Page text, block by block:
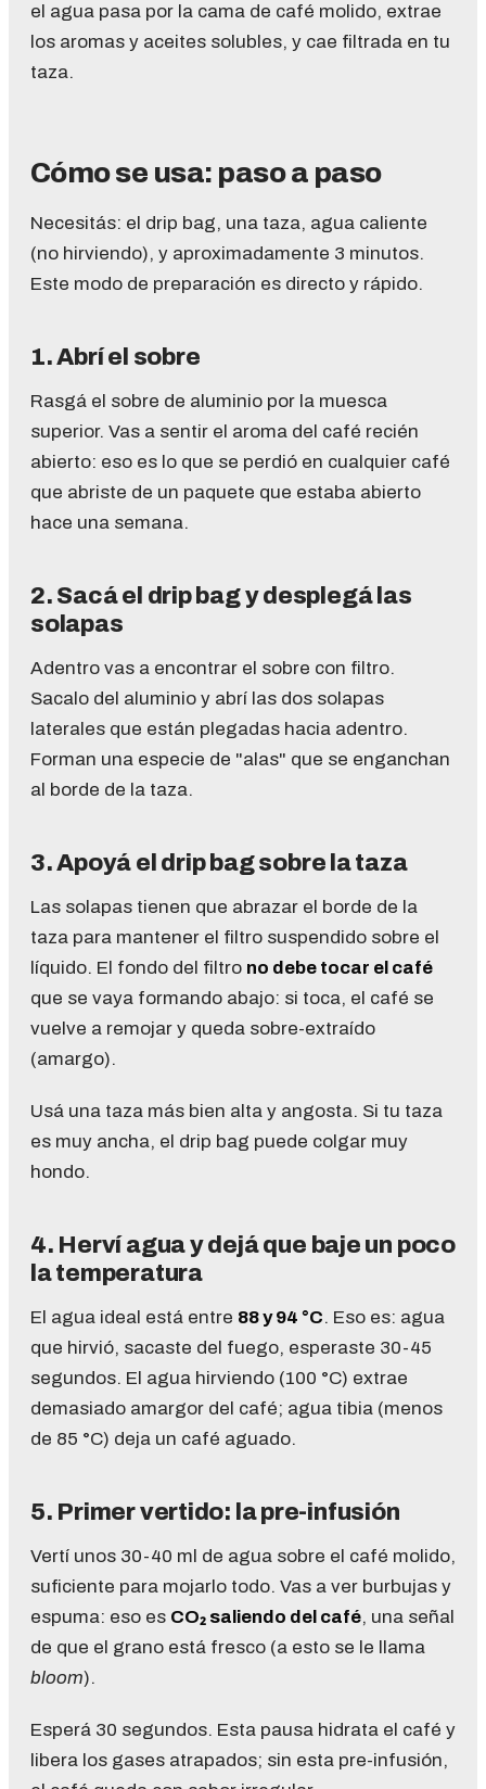
el agua pasa por la cama de café molido, extrae
los aromas y aceites solubles, y cae filtrada en tu
taza.
Cómo se usa: paso a paso
Necesitás: el drip bag, una taza, agua caliente
(no hirviendo), y aproximadamente 3 minutos.
Este modo de preparación es directo y rápido.
1. Abrí el sobre
Rasgá el sobre de aluminio por la muesca
superior. Vas a sentir el aroma del café recién
abierto: eso es lo que se perdió en cualquier café
que abriste de un paquete que estaba abierto
hace una semana.
2. Sacá el drip bag y desplegá las
solapas
Adentro vas a encontrar el sobre con filtro.
Sacalo del aluminio y abrí las dos solapas
laterales que están plegadas hacia adentro.
Forman una especie de "alas" que se enganchan
al borde de la taza.
3. Apoyá el drip bag sobre la taza
Las solapas tienen que abrazar el borde de la
taza para mantener el filtro suspendido sobre el
líquido. El fondo del filtro no debe tocar el café
que se vaya formando abajo: si toca, el café se
vuelve a remojar y queda sobre-extraído
(amargo).
Usá una taza más bien alta y angosta. Si tu taza
es muy ancha, el drip bag puede colgar muy
hondo.
4. Herví agua y dejá que baje un poco
la temperatura
El agua ideal está entre 88 y 94 °C. Eso es: agua
que hirvió, sacaste del fuego, esperaste 30-45
segundos. El agua hirviendo (100 °C) extrae
demasiado amargor del café; agua tibia (menos
de 85 °C) deja un café aguado.
5. Primer vertido: la pre-infusión
Vertí unos 30-40 ml de agua sobre el café molido,
suficiente para mojarlo todo. Vas a ver burbujas y
espuma: eso es CO₂ saliendo del café, una señal
de que el grano está fresco (a esto se le llama
bloom).
Esperá 30 segundos. Esta pausa hidrata el café y
libera los gases atrapados; sin esta pre-infusión,